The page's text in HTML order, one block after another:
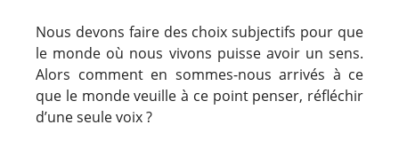
Nous devons faire des choix subjectifs pour que
le monde où nous vivons puisse avoir un sens.
Alors comment en sommes-nous arrivés à ce
que le monde veuille à ce point penser, réfléchir
d’une seule voix ?